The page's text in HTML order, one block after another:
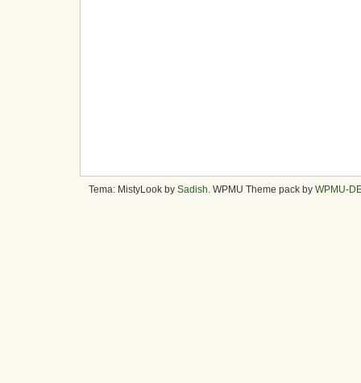
Tema: MistyLook by Sadish . WPMU Theme pack by WPMU-